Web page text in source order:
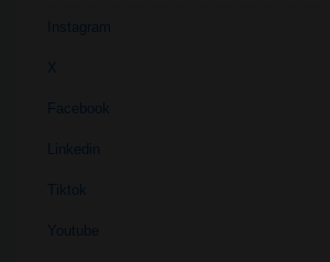
Instagram
X
Facebook
Linkedin
Tiktok
Youtube